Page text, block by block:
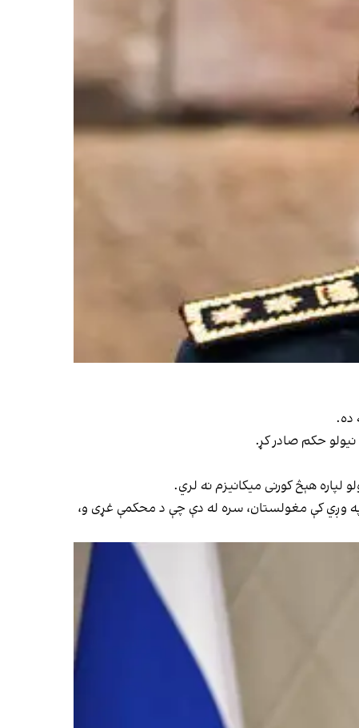
ده.
هېڅ کورنی میکانیزم نه لري.
اساسنامې غړي هېواد ته سفر وکړي، هغه هېواد له قانوني پلوه د هغه د نیولو مکلفیت لري، خو د ۱۴۰۳ کال په وږي کې مغولستان، سره له دې چې د محکمې غړی و،